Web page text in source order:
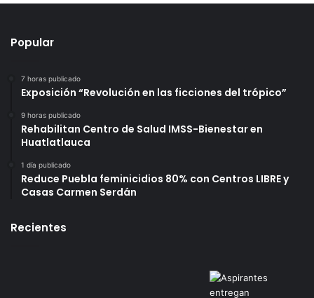
Popular
7 horas publicado
Exposición “Revolución en las ficciones del trópico”
9 horas publicado
Rehabilitan Centro de Salud IMSS-Bienestar en
Huatlatlauca
1 día publicado
Reduce Puebla feminicidios 80% con Centros LIBRE y
Casas Carmen Serdán
Recientes